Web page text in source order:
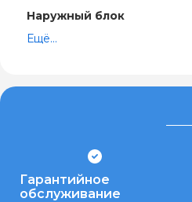
Наружный блок
Ещё...
Гарантийное
обслуживание